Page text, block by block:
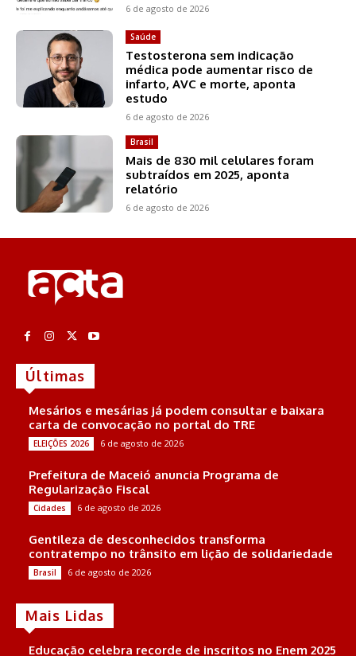
6 de agosto de 2026
Saúde
Testosterona sem indicação
médica pode aumentar risco de
infarto, AVC e morte, aponta
estudo
6 de agosto de 2026
Brasil
Mais de 830 mil celulares foram
subtraídos em 2025, aponta
relatório
6 de agosto de 2026
Últimas
Mesários e mesárias já podem consultar e baixara
carta de convocação no portal do TRE
ELEIÇÕES 2026 6 de agosto de 2026
Prefeitura de Maceió anuncia Programa de
Regularização Fiscal
Cidades 6 de agosto de 2026
Gentileza de desconhecidos transforma
contratempo no trânsito em lição de solidariedade
Brasil 6 de agosto de 2026
Mais Lidas
Educação celebra recorde de inscritos no Enem 2025